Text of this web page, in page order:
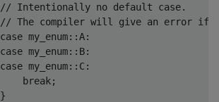
// Intentionally no default case.
// The compiler will give an error if
case my_enum::A:
case my_enum:: B:
case my_enum:: C:
break;
}